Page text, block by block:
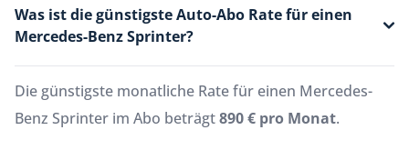
Was ist die günstigste Auto-Abo Rate für einen
Mercedes-Benz Sprinter?
Die günstigste monatliche Rate für einen Mercedes-
Benz Sprinter im Abo beträgt890 € pro Monat.